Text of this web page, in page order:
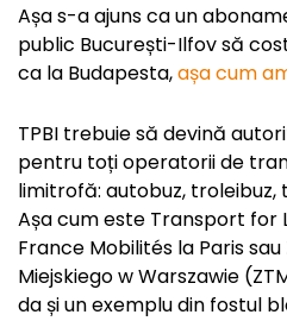
Așa s-a ajuns ca un
public București-Ilfov să
ca la Budapesta,așa cum
TPBI trebuie să devină
pentru toți operatorii de
limitrofă: autobuz,
Așa cum este Transport for
France Mobilités la Paris
Miejskiego w Warszawie
da și un exemplu din fostul